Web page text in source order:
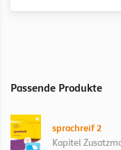
Passende Produkte
sprachreif 2
Kapitel